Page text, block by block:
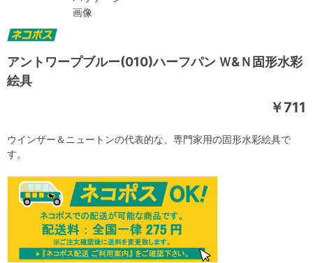
画像
アントワープブルー(010)ハーフパン Ｗ&Ｎ固形水彩
絵具
￥711
ウインザー＆ニュートンの代表的な、専門家用の固形水彩絵具で
す。